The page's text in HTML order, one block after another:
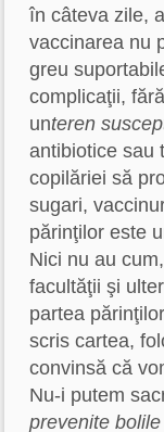
în câteva zile,
vaccinarea nu
greu
complicaţii,
unteren
antibiotice sau
copilăriei să
sugari,
părinţilor este
Nici nu au
facultăţii şi
partea
scris cartea,
convinsă că
Nu-i putem
prevenite